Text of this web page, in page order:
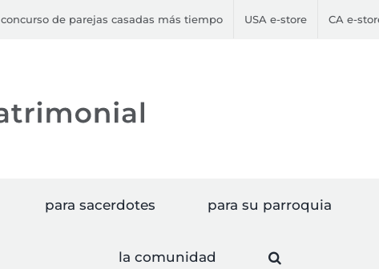
concurso de parejas casadas más tiempo USA e-store CA e-
para sacerdotes para su parroquia
la comunidad